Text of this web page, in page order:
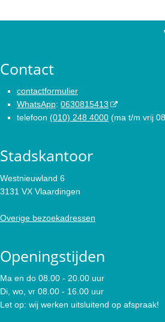
Contact
contactformulier
WhatsApp: 0630815413
telefoon (010) 248 4000 (ma t/m vrij
Stadskantoor
Westnieuwland 6
3131 VX Vlaardingen
Overige bezoekadressen
Openingstijden
Ma en do 08.00 - 20.00 uur
Di, wo, vr 08.00 - 16.00 uur
Let op: wij werken uitsluitend op afspraak!